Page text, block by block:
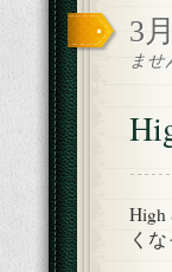
3
ませ
High
く